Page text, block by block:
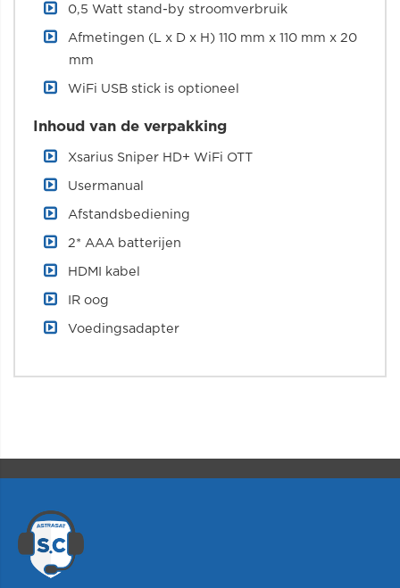
0,5 Watt stand-by stroomverbruik
Afmetingen (L x D x H) 110 mm x 110 mm x 20
mm
WiFi USB stick is optioneel
Inhoud van de verpakking
Xsarius Sniper HD+ WiFi OTT
Usermanual
Afstandsbediening
2* AAA batterijen
HDMI kabel
IR oog
Voedingsadapter